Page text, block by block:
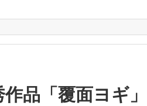
品「覆面ヨギ」